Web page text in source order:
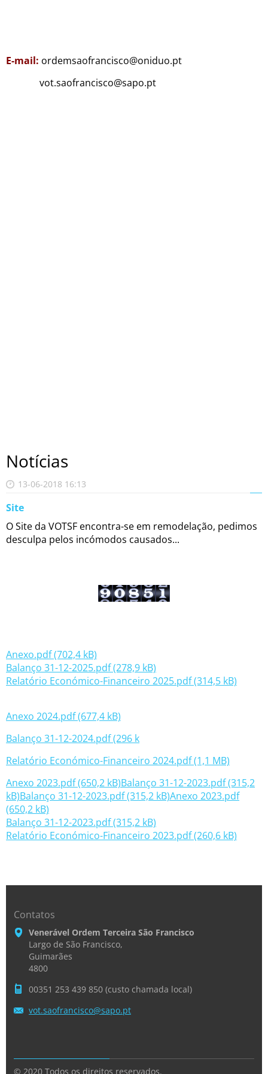
E-mail: ordemsaofrancisco@oniduo.pt
vot.saofrancisco@sapo.pt
Notícias
13-06-2018 16:13
Site
O Site da VOTSF encontra-se em remodelação, pedimos
desculpa pelos incómodos causados...
Anexo.pdf (702,4 kB)
Balanço 31-12-2025.pdf (278,9 kB)
Relatório Económico-Financeiro 2025.pdf (314,5 kB)
Anexo 2024.pdf (677,4 kB)
Balanço 31-12-2024.pdf (296 k
Relatório Económico-Financeiro 2024.pdf (1,1 MB)
Anexo 2023.pdf (650,2 kB)Balanço 31-12-2023.pdf (315,2
kB)Balanço 31-12-2023.pdf (315,2 kB)Anexo 2023.pdf
(650,2 kB)
Balanço 31-12-2023.pdf (315,2 kB)
Relatório Económico-Financeiro 2023.pdf (260,6 kB)
Contatos
Venerável Ordem Terceira São Francisco
Largo de São Francisco,
Guimarães
4800
00351 253 439 850 (custo chamada local)
vot.saofrancisco@sapo.pt
© 2020 Todos os direitos reservados.